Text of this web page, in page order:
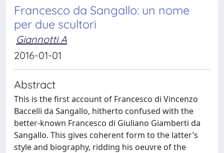
Francesco da Sangallo: un nome
per due scultori
Giannotti A
2016-01-01
Abstract
This is the first account of Francesco di Vincenzo
Baccelli da Sangallo, hitherto confused with the
better-known Francesco di Giuliano Giamberti da
Sangallo. This gives coherent form to the latter’s
style and biography, ridding his oeuvre of the